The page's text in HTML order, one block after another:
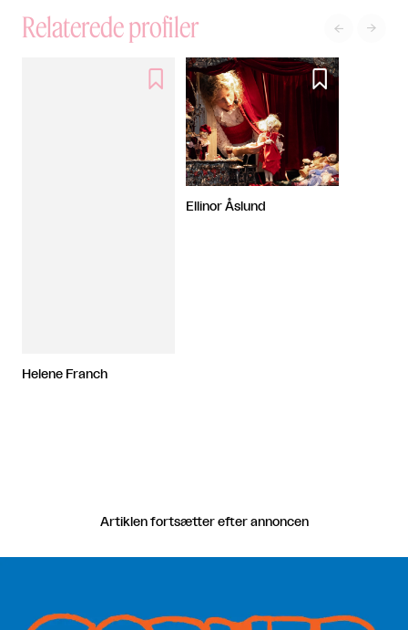
Relaterede profiler  

Helene Franch

Ellinor Åslund
Artiklen fortsætter efter annoncen